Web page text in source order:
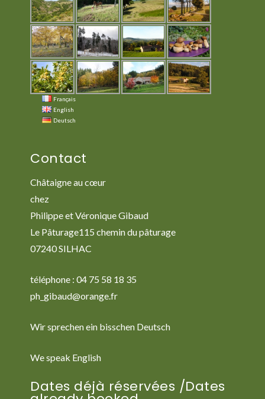
Français
English
Deutsch
Contact
Châtaigne au cœur
chez
Philippe et Véronique Gibaud
Le Pâturage115 chemin du pâturage
07240 SILHAC
téléphone : 04 75 58 18 35
ph_gibaud@orange.fr
Wir sprechen ein bisschen Deutsch
We speak English
Dates déjà réservées /Dates